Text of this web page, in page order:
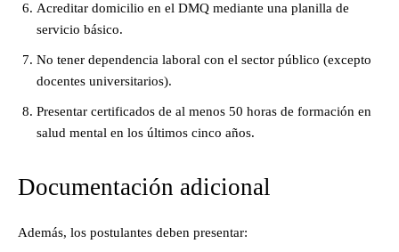
Acreditar domicilio en el DMQ mediante una planilla de
servicio básico.
No tener dependencia laboral con el sector público (excepto
docentes universitarios).
Presentar certificados de al menos 50 horas de formación en
salud mental en los últimos cinco años.
Documentación adicional
Además, los postulantes deben presentar: